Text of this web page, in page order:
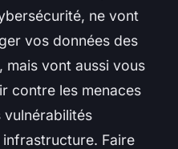
ne vont
vos données des
mais vont aussi vous
contre les menaces
vulnérabilités
Faire